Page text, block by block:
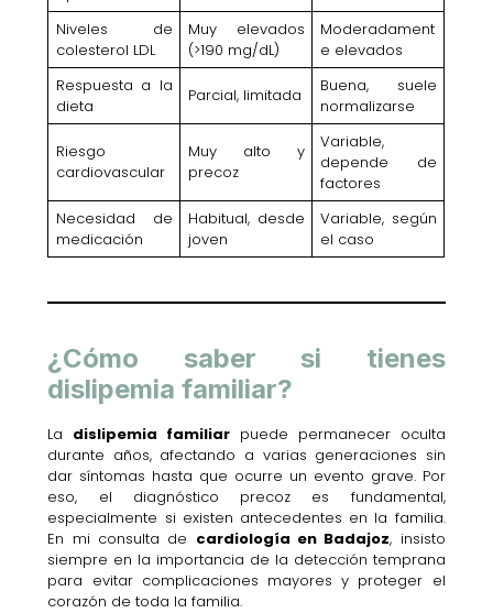
Niveles de
colesterol LDL
Muy elevados
(>190 mg/dL)
Moderadament
e elevados
Respuesta a la
dieta
Parcial, limitada
Buena, suele
normalizarse
Riesgo
cardiovascular
Muy alto y
precoz
Variable,
depende de
factores
Necesidad de
medicación
Habitual, desde
joven
Variable, según
el caso
¿Cómo saber si tienes
dislipemia familiar?
La dislipemia familiar puede permanecer oculta
durante años, afectando a varias generaciones sin
dar síntomas hasta que ocurre un evento grave. Por
eso, el diagnóstico precoz es fundamental,
especialmente si existen antecedentes en la familia.
En mi consulta de cardiología en Badajoz, insisto
siempre en la importancia de la detección temprana
para evitar complicaciones mayores y proteger el
corazón de toda la familia.